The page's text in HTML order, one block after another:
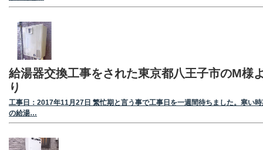
給湯器交換工事をされた東京都八王子市のM様
り
工事日：2017年11月27日 繁忙期と言う事で工事日を一週間待ちました。寒い
の給湯…